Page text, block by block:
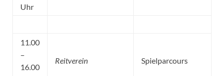
Uhr
11.00
–
16.00
Reitverein Spielparcours